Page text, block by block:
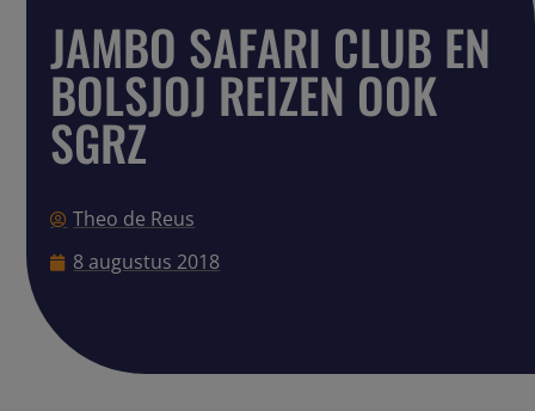
JAMBO SAFARI CLUB EN
BOLSJOJ REIZEN OOK
SGRZ
Theo de Reus
8 augustus 2018